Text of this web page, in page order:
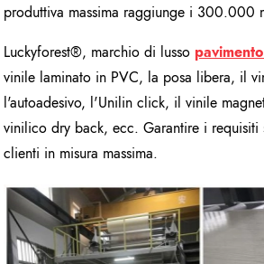
produttiva massima raggiunge i 300.000
Luckyforest®, marchio di lusso
vinile laminato in PVC, la posa libera, il
l'autoadesivo, l'Unilin click, il vinile
vinilico dry back, ecc. Garantire i requisiti
clienti in misura massima.